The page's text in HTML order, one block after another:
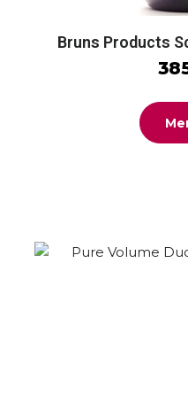
Bruns Products